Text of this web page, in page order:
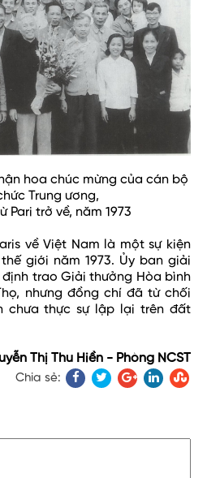
hoa chúc mừng của cán bộ
Trung ương,
Pari trở về, năm 1973
về Việt Nam là một sự kiện
giới năm 1973. Ủy ban giải
trao Giải thưởng Hòa bình
nhưng đồng chí đã từ chối
chưa thực sự lập lại trên đất
Thị Thu Hiền - Phòng NCST
Chia sẻ: